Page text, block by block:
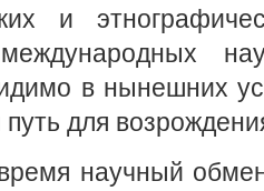
и
в нынешних
для
научный